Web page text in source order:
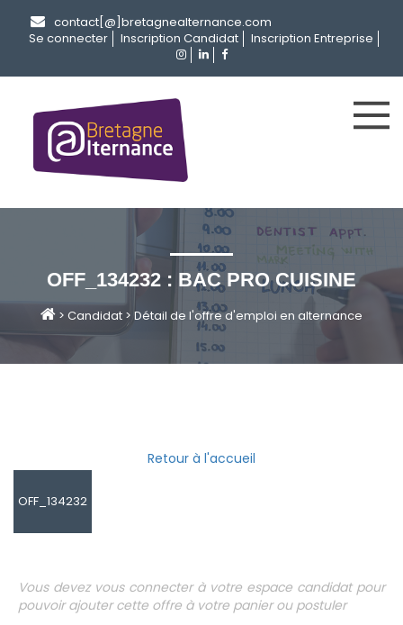
contact[@]bretagnealternance.com
Se connecter
Inscription Candidat Inscription Entreprise
OFF_134232 : BAC PRO CUISINE
> Candidat >Détail de l'offre d'emploi en alternance
Retour à l'accueil
OFF_134232
Vous devez vous connecter à votre espace candidat pour
pouvoir ajouter cette offre à votre panier ou postuler